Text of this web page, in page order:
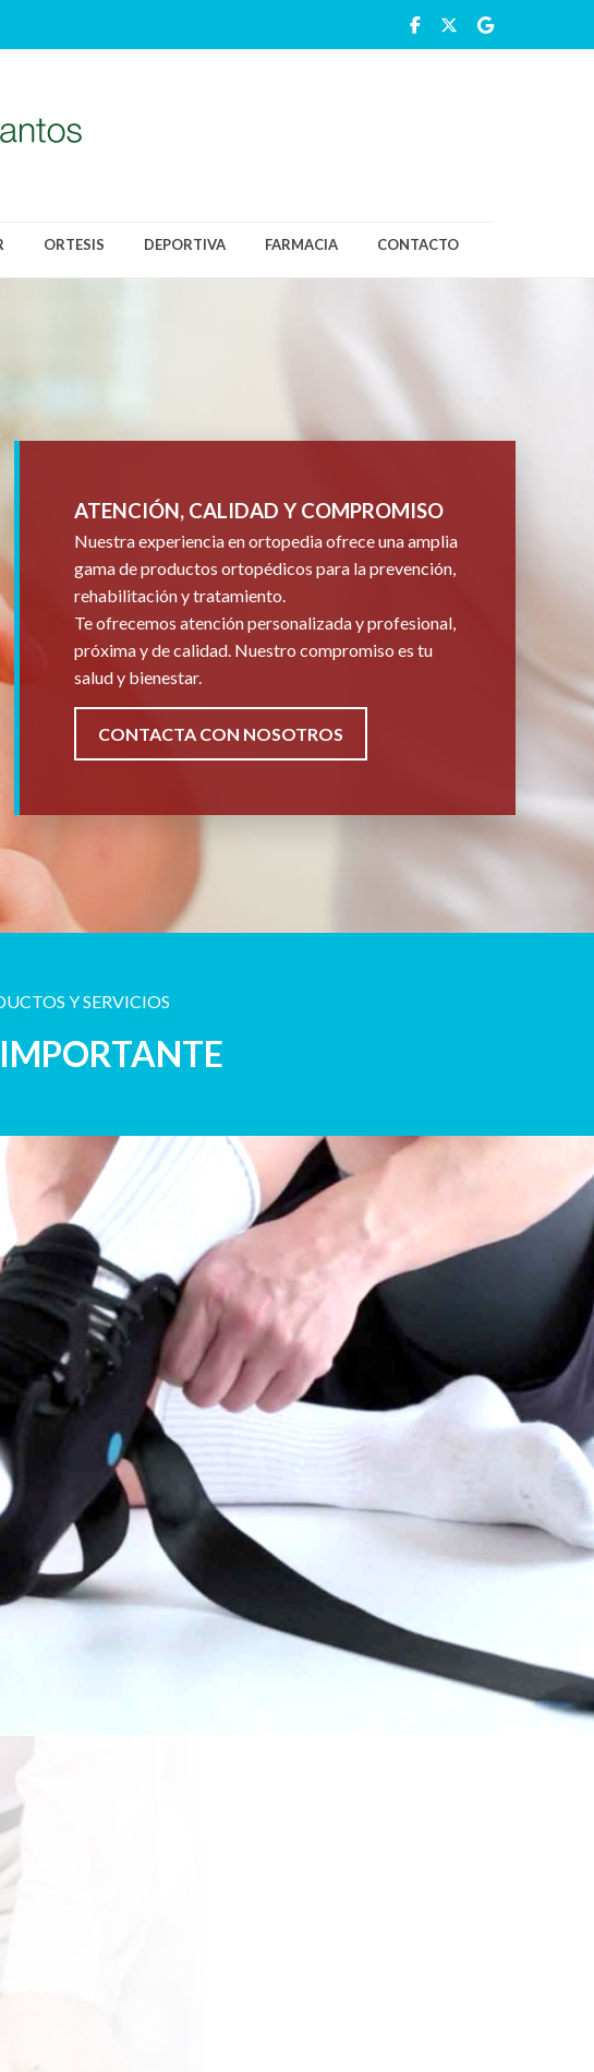
ORTESIS DEPORTIVA FARMACIA CONTACTO
ATENCIÓN, CALIDAD Y COMPROMISO
Nuestra experiencia en ortopedia ofrece una amplia
gama de productos ortopédicos para la prevención,
rehabilitación y tratamiento.
Te ofrecemos atención personalizada y profesional,
próxima y de calidad. Nuestro compromiso es tu
salud y bienestar.
CONTACTA CON NOSOTROS
Y SERVICIOS